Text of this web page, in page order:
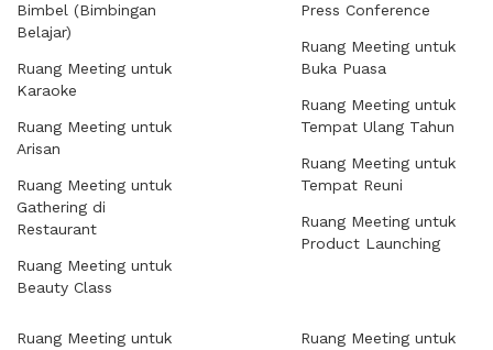
Bimbel (Bimbingan
Belajar)
Ruang Meeting untuk
Karaoke
Ruang Meeting untuk
Arisan
Ruang Meeting untuk
Gathering di
Restaurant
Ruang Meeting untuk
Beauty Class
Press Conference
Ruang Meeting untuk
Buka Puasa
Ruang Meeting untuk
Tempat Ulang Tahun
Ruang Meeting untuk
Tempat Reuni
Ruang Meeting untuk
Product Launching
Ruang Meeting untuk
Ruang Meeting untuk